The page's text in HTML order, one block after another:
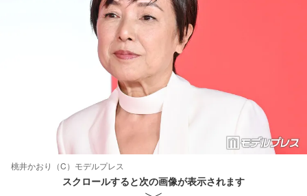
桃井かおり（C）モデルプレス
スクロールすると次の画像が表示されます